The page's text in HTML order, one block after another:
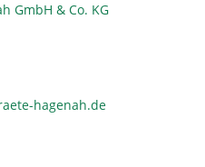
GmbH & Co. KG